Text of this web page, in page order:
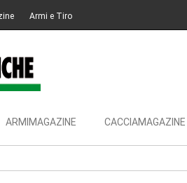
Armi e Tiro
ARMIMAGAZINE CACCIAMAGAZINE